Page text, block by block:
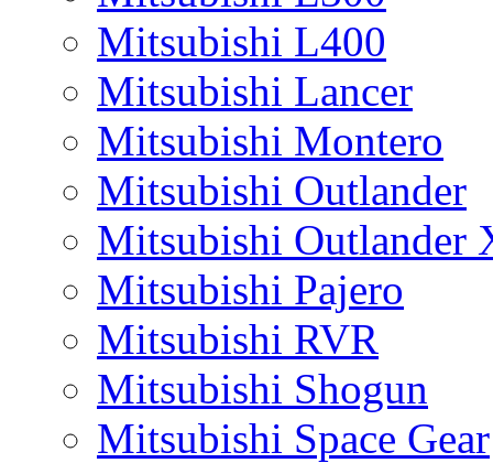
Mitsubishi L400
Mitsubishi Lancer
Mitsubishi Montero
Mitsubishi Outlander
Mitsubishi Outlander
Mitsubishi Pajero
Mitsubishi RVR
Mitsubishi Shogun
Mitsubishi Space Gear